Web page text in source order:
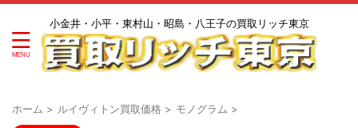
小金井・小平・東村山・昭島・八王子の買取リッチ東京
ホーム > ルイヴィトン買取価格 > モノグラム >